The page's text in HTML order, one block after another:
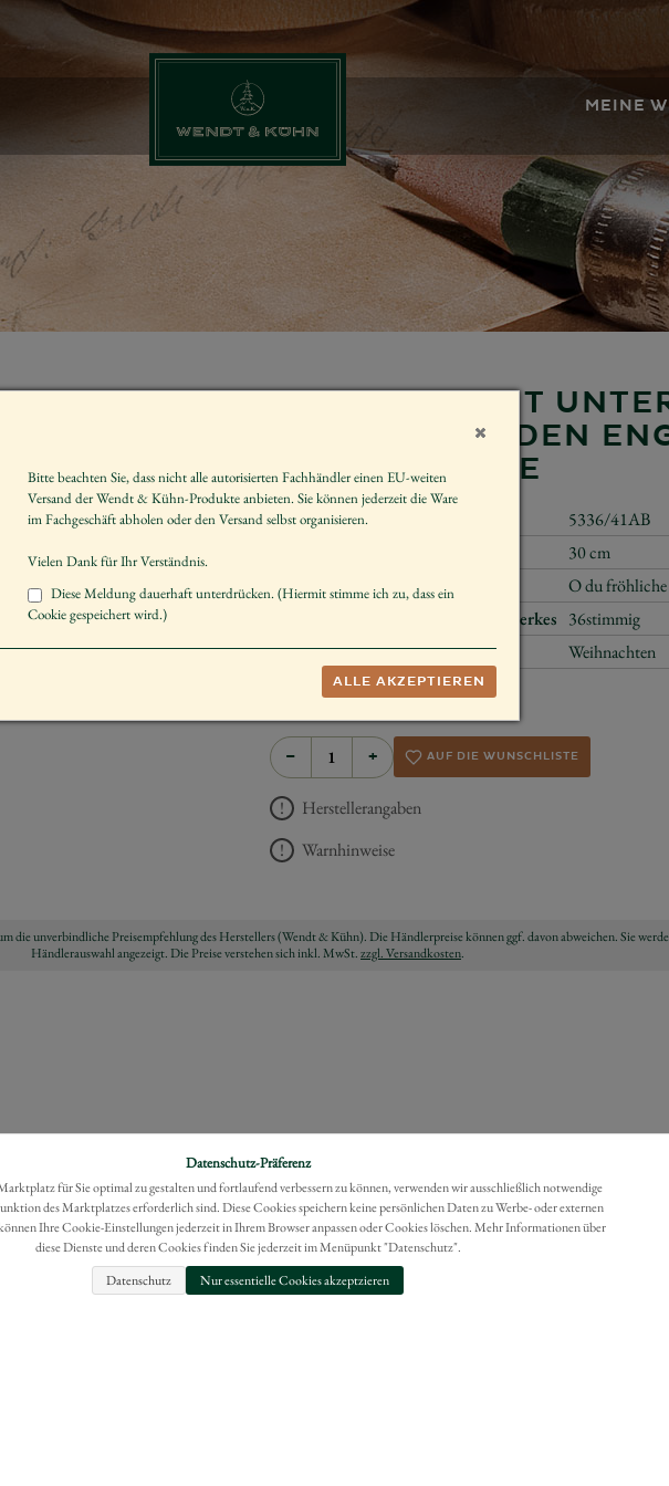
MEINE
SPIELDOSE MIT
BAUM SITZENDEN
DU FRÖHLICHE
Artikelnummer
5336/41AB
30 cm
Melodie
O du fröhliche
Anzahl der Stimmen des Musikwerkes 36stimmig
Schenken
Weihnachten
UVP *950,00 €
− + AUF DIE WUNSCHLISTE
Herstellerangaben
Warnhinweise
die unverbindliche Preisempfehlung des Herstellers (Wendt & Kühn). Die Händlerpreise können ggf. davon abweichen. Sie
Händlerauswahl angezeigt. Die Preise verstehen sich inkl. MwSt.zzgl. Versandkosten.
Datenschutz-Präferenz
für Sie optimal zu gestalten und fortlaufend verbessern zu können, verwenden wir ausschließlich notwendige
des Marktplatzes erforderlich sind. Diese Cookies speichern keine persönlichen Daten zu Werbe- oder externen
Ihre Cookie-Einstellungen jederzeit in Ihrem Browser anpassen oder Cookies löschen. Mehr Informationen über
diese Dienste und deren Cookies finden Sie jederzeit im Menüpunkt "Datenschutz".
Datenschutz
Nur essentielle Cookies akzeptzieren
Bitte beachten Sie, dass nicht alle autorisierten Fachhändler einen EU-weiten
Versand der Wendt & Kühn-Produkte anbieten. Sie können jederzeit die Ware
im Fachgeschäft abholen oder den Versand selbst organisieren.
Vielen Dank für Ihr Verständnis.
Diese Meldung dauerhaft unterdrücken. (Hiermit stimme ich zu, dass ein
Cookie gespeichert wird.)
ALLE AKZEPTIEREN